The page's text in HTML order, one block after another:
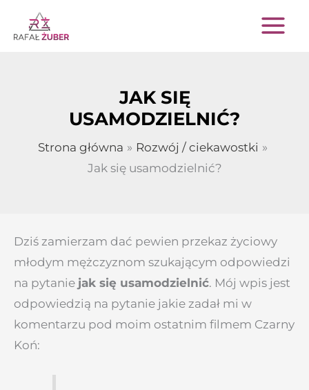
Przejdź
do
JAK SIĘ
USAMODZIELNIĆ?
Strona główna
Rozwój / ciekawostki
Jak się usamodzielnić?
Dziś zamierzam dać pewien przekaz życiowy
młodym mężczyznom szukającym odpowiedzi
na pytanie jak się usamodzielnić. Mój wpis jest
odpowiedzią na pytanie jakie zadał mi w
komentarzu pod moim ostatnim filmem Czarny
Koń: